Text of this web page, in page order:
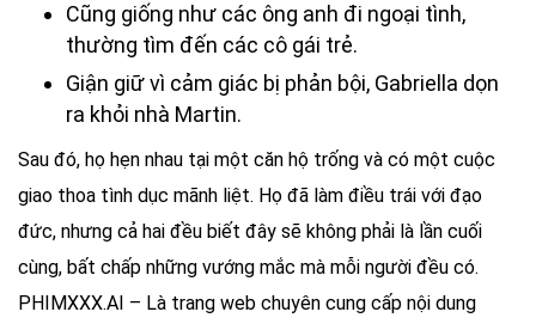
Cũng giống như các ông anh đi ngoại tình,
thường tìm đến các cô gái trẻ.
Giận giữ vì cảm giác bị phản bội, Gabriella dọn
ra khỏi nhà Martin.
Sau đó, họ hẹn nhau tại một căn hộ trống và có một cuộc
giao thoa tình dục mãnh liệt. Họ đã làm điều trái với đạo
đức, nhưng cả hai đều biết đây sẽ không phải là lần cuối
cùng, bất chấp những vướng mắc mà mỗi người đều có.
PHIMXXX.AI – Là trang web chuyên cung cấp nội dung